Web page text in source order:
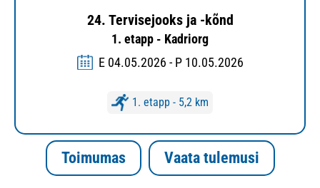
24. Tervisejooks ja -kõnd
1. etapp - Kadriorg
E 04.05.2026 - P 10.05.2026
1. etapp - 5,2 km
Toimumas Vaata tulemusi